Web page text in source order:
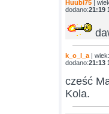
Huubi75 |
dodano:21:19
k_o_l_a |
dodano:21:13
cześć
Kola.